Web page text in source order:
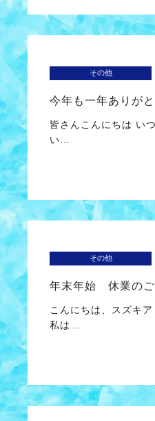
その他
今年も一年ありが
皆さんこんにちは い
い…
その他
年末年始 休業のご
こんにちは、スズキ
私は…